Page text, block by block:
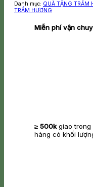
Danh mục: QUÀ TẶNG TRẦM
TRẦM HƯƠNG
Miễn phí vận
≥ 500kgiao trong
hàng có khối